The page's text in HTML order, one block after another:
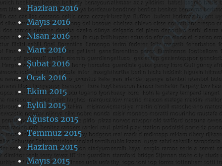
Haziran 2016
Mayıs 2016
Nisan 2016
Mart 2016
Şubat 2016
Ocak 2016
Ekim 2015
Eylül 2015
Ağustos 2015
Temmuz 2015
Haziran 2015
Mayıs 2015